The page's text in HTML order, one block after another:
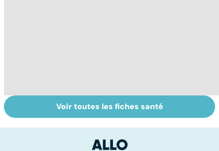
Violences
sexuelles :
Bébés secoués,
un syndrome
Voir toutes les fiches santé